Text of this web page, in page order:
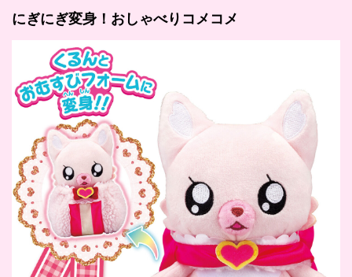
にぎにぎ変身！おしゃべりコメコメ